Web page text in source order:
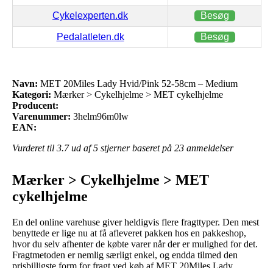
Cykelexperten.dk Besøg
Pedalatleten.dk Besøg
Navn: MET 20Miles Lady Hvid/Pink 52-58cm – Medium
Kategori: Mærker > Cykelhjelme > MET cykelhjelme
Producent:
Varenummer: 3helm96m0lw
EAN:
Vurderet til 3.7ud af 5 stjerner baseret på 23 anmeldelser
Mærker > Cykelhjelme > MET
cykelhjelme
En del online varehuse giver heldigvis flere fragttyper. Den mest
benyttede er lige nu at få afleveret pakken hos en pakkeshop,
hvor du selv afhenter de købte varer når der er mulighed for det.
Fragtmetoden er nemlig særligt enkel, og endda tilmed den
prisbilligste form for fragt ved køb af MET 20Miles Lady